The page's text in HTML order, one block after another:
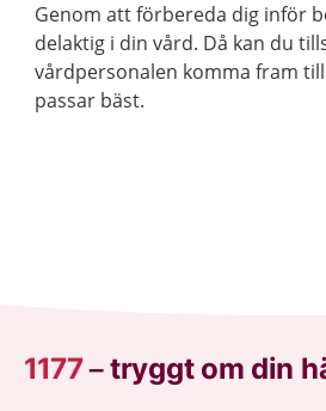
Genom att förbereda dig inför
delaktig i din vård. Då kan du
vårdpersonalen komma fram
passar bäst.
1177–tryggt om din